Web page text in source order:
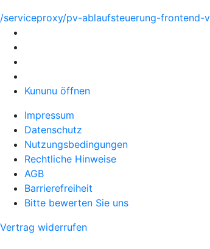
/serviceproxy/pv-ablaufsteuerung-frontend-
Kununu öffnen
Impressum
Datenschutz
Nutzungsbedingungen
Rechtliche Hinweise
AGB
Barrierefreiheit
Bitte bewerten Sie uns
Vertrag widerrufen